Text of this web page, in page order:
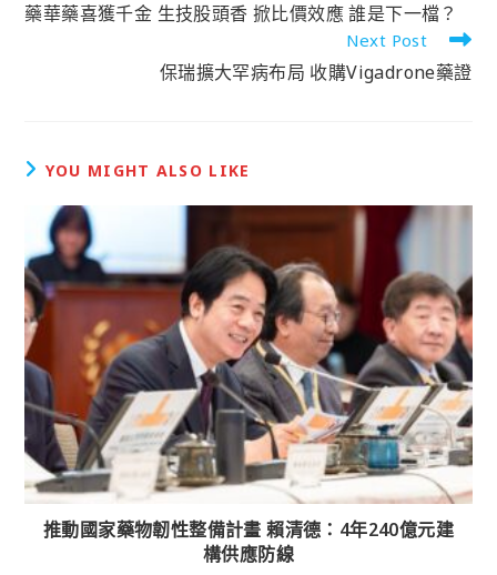
藥華藥喜獲千金 生技股頭香 掀比價效應 誰是下一檔？
Next Post
保瑞擴大罕病布局 收購Vigadrone藥證
YOU MIGHT ALSO LIKE
推動國家藥物韌性整備計畫 賴清德：4年240億元建
構供應防線